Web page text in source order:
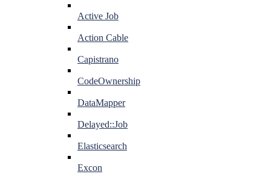
Active Job
Action Cable
Capistrano
CodeOwnership
DataMapper
Delayed::Job
Elasticsearch
Excon